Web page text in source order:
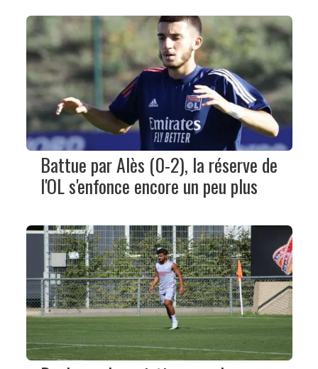
Battue par Alès (0-2), la réserve de
l'OL s'enfonce encore un peu plus